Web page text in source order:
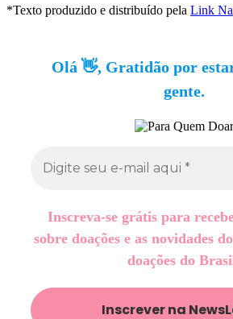
*Texto produzido e distribuído pela Link
Olá 👋, Gratidão por
gente.
Inscreva-se grátis para
sobre doações e as novidades
doações do